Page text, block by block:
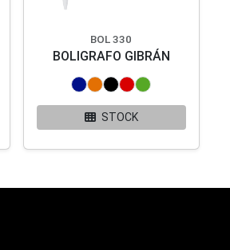
BOL 330
BOLIGRAFO GIBRÁN
STOCK